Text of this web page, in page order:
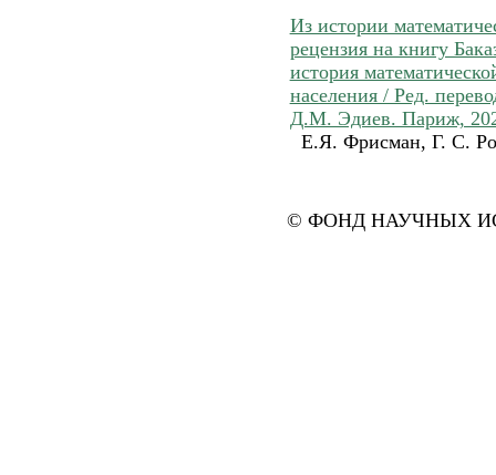
Из истории
рецензия на книгу
история
населения / Ред.
Д.М. Эдиев. Париж,
Е.Я. Фрисман, Г. С.
© ФОНД НАУЧНЫХ